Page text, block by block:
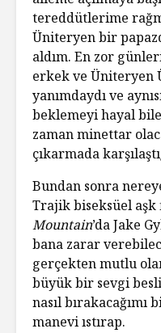
tereddütlerime
Üniteryen bir
aldım. En zor
erkek ve Üniteryen
yanımdaydı ve
beklemeyi hayal
zaman minettar
çıkarmada
Bundan sonra
Trajik biseksüel
Mountain’da Jake
bana zarar
gerçekten mutlu
büyük bir sevgi
nasıl
manevi ıstırap.